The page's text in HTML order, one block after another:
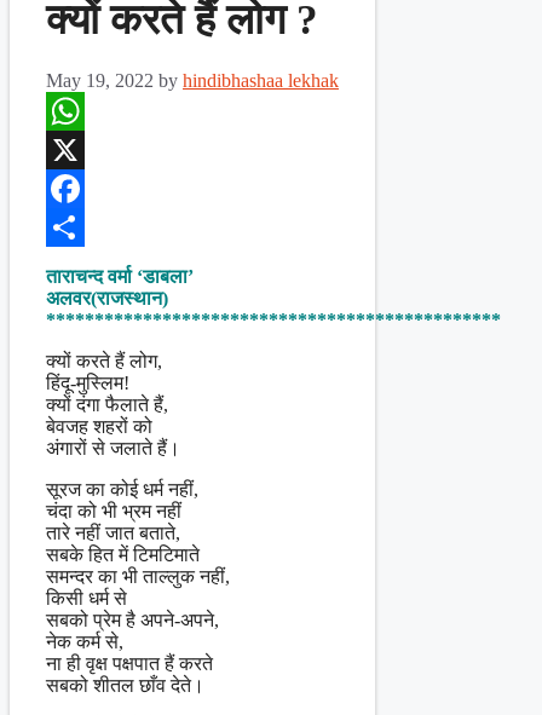
क्यों करते हैं लोग ?
May 19, 2022 by hindibhashaa lekhak
WhatsApp
X
Facebook
Share
ताराचन्द वर्मा ‘डाबला’
अलवर(राजस्थान)
***********************************************
क्यों करते हैं लोग,
हिंदू-मुस्लिम!
क्यों दंगा फैलाते हैं,
बेवजह शहरों को
अंगारों से जलाते हैं।
सूरज का कोई धर्म नहीं,
चंदा को भी भ्रम नहीं
तारे नहीं जात बताते,
सबके हित में टिमटिमाते
समन्दर का भी ताल्लुक नहीं,
किसी धर्म से
सबको प्रेम है अपने-अपने,
नेक कर्म से,
ना ही वृक्ष पक्षपात हैं करते
सबको शीतल छाँव देते।